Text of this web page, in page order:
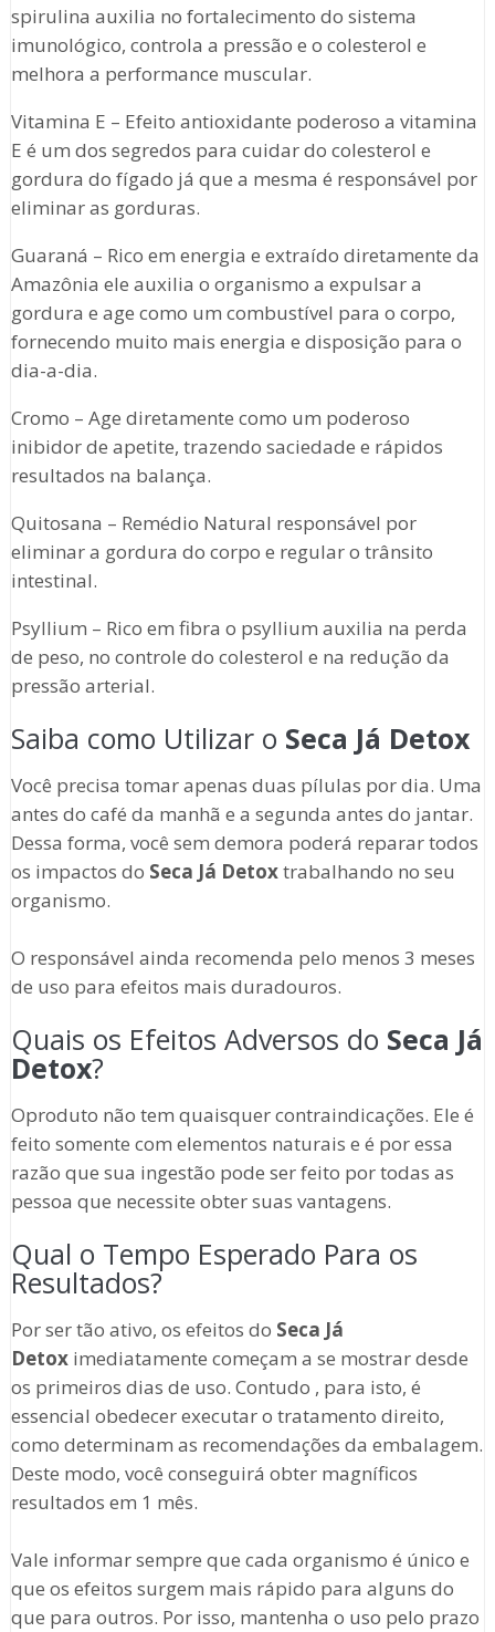
spirulina auxilia no fortalecimento do sistema
imunológico, controla a pressão e o colesterol e
melhora a performance muscular.
Vitamina E – Efeito antioxidante poderoso a vitamina
E é um dos segredos para cuidar do colesterol e
gordura do fígado já que a mesma é responsável por
eliminar as gorduras.
Guaraná – Rico em energia e extraído diretamente da
Amazônia ele auxilia o organismo a expulsar a
gordura e age como um combustível para o corpo,
fornecendo muito mais energia e disposição para o
dia-a-dia.
Cromo – Age diretamente como um poderoso
inibidor de apetite, trazendo saciedade e rápidos
resultados na balança.
Quitosana – Remédio Natural responsável por
eliminar a gordura do corpo e regular o trânsito
intestinal.
Psyllium – Rico em fibra o psyllium auxilia na perda
de peso, no controle do colesterol e na redução da
pressão arterial.
Saiba como Utilizar o Seca Já Detox
Você precisa tomar apenas duas pílulas por dia. Uma
antes do café da manhã e a segunda antes do jantar.
Dessa forma, você sem demora poderá reparar todos
os impactos do Seca Já Detoxtrabalhando no seu
organismo.
O responsável ainda recomenda pelo menos 3 meses
de uso para efeitos mais duradouros.
Quais os Efeitos Adversos do Seca Já
Detox?
Oproduto não tem quaisquer contraindicações. Ele é
feito somente com elementos naturais e é por essa
razão que sua ingestão pode ser feito por todas as
pessoa que necessite obter suas vantagens.
Qual o Tempo Esperado Para os
Resultados?
Por ser tão ativo, os efeitos do Seca Já
Detoximediatamente começam a se mostrar desde
os primeiros dias de uso. Contudo , para isto, é
essencial obedecer executar o tratamento direito,
como determinam as recomendações da embalagem.
Deste modo, você conseguirá obter magníficos
resultados em 1 mês.
Vale informar sempre que cada organismo é único e
que os efeitos surgem mais rápido para alguns do
que para outros. Por isso, mantenha o uso pelo prazo